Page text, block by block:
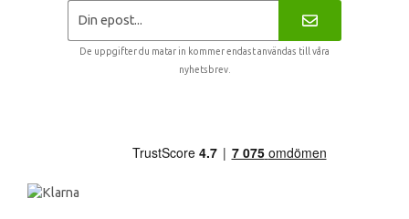
De uppgifter du matar in kommer endast användas till våra
nyhetsbrev.